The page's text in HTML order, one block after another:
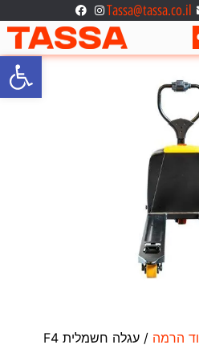
Tassa@tassa.co.il
הרמה / עגלה חשמלית F4
פתח